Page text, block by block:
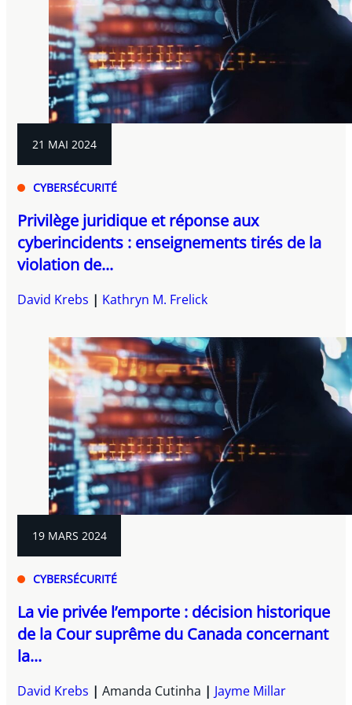
21 MAI 2024
CYBERSÉCURITÉ
Privilège juridique et réponse aux
cyberincidents : enseignements tirés de la
violation de...
David Krebs Kathryn M. Frelick
19 MARS 2024
CYBERSÉCURITÉ
La vie privée l’emporte : décision historique
de la Cour suprême du Canada concernant
la...
David Krebs Amanda Cutinha Jayme Millar